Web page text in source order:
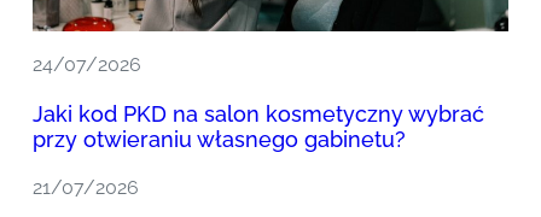
24/07/2026
Jaki kod PKD na salon kosmetyczny wybrać
przy otwieraniu własnego gabinetu?
21/07/2026